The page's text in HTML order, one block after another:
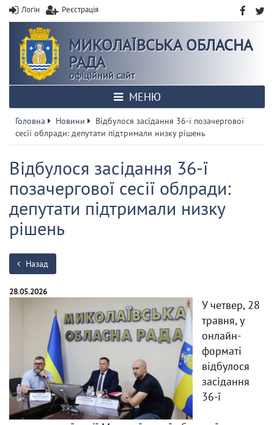
Логін Реєстрація
МИКОЛАЇВСЬКА ОБЛАСНА
РАДА
офіційний сайт
МЕНЮ
Головна Новини
Відбулося засідання 36-ї позачергової
сесії облради: депутати підтримали низку рішень
Відбулося засідання 36-ї
позачергової сесії облради:
депутати підтримали низку
рішень
Назад
28.05.2026
У четвер, 28
травня, у
онлайн-
форматі
відбулося
засідання
36-ї